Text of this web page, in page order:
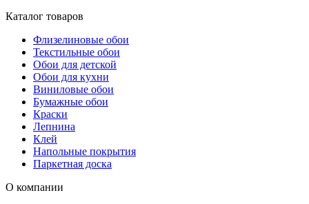
Каталог товаров
Флизелиновые обои
Текстильные обои
Обои для детской
Обои для кухни
Виниловые обои
Бумажные обои
Краски
Лепнина
Клей
Напольные покрытия
Паркетная доска
О компании